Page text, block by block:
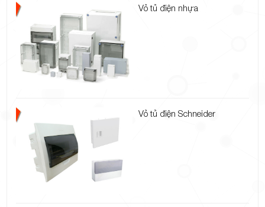
Vỏ tủ điện nhựa
Vỏ tủ điện Schneider